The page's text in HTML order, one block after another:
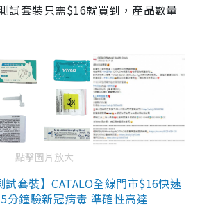
試套裝只需$16就買到，產品數量
點擊圖片放大
套裝】CATALO全線門市$16快速
分鐘驗新冠病毒 準確性高達